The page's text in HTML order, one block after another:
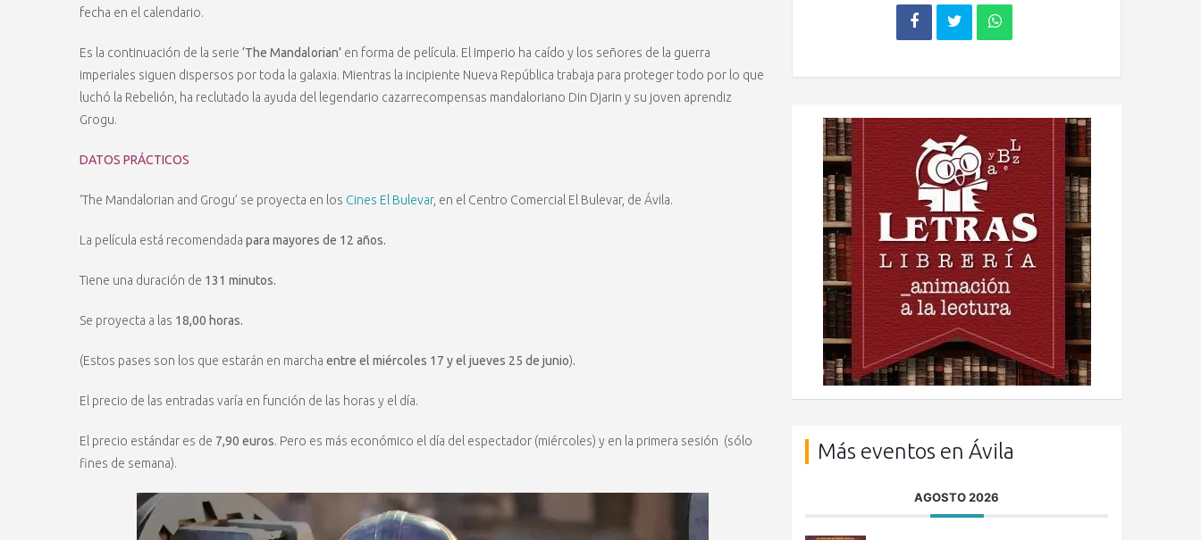
fecha en el calendario.
Es la continuación de la serie ‘The Mandalorian’ en forma de película. El Imperio ha caído y los señores de la guerra
imperiales siguen dispersos por toda la galaxia. Mientras la incipiente Nueva República trabaja para proteger todo por lo que
luchó la Rebelión, ha reclutado la ayuda del legendario cazarrecompensas mandaloriano Din Djarin y su joven aprendiz
Grogu.
DATOS PRÁCTICOS
‘The Mandalorian and Grogu’ se proyecta en los Cines El Bulevar, en el Centro Comercial El Bulevar, de Ávila.
La película está recomendada para mayores de 12 años.
Tiene una duración de 131 minutos.
Se proyecta a las 18,00 horas.
(Estos pases son los que estarán en marcha entre el miércoles 17 y el jueves 25 de junio).
El precio de las entradas varía en función de las horas y el día.
El precio estándar es de 7,90 euros. Pero es más económico el día del espectador (miércoles) y en la primera sesión (sólo
fines de semana).
Más eventos en Ávila
AGOSTO 2026